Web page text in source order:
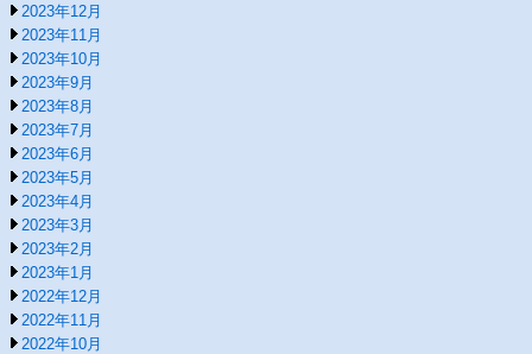
2023年12月
2023年11月
2023年10月
2023年9月
2023年8月
2023年7月
2023年6月
2023年5月
2023年4月
2023年3月
2023年2月
2023年1月
2022年12月
2022年11月
2022年10月